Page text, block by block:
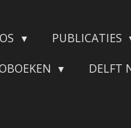
PUBLICATIES
DELFT